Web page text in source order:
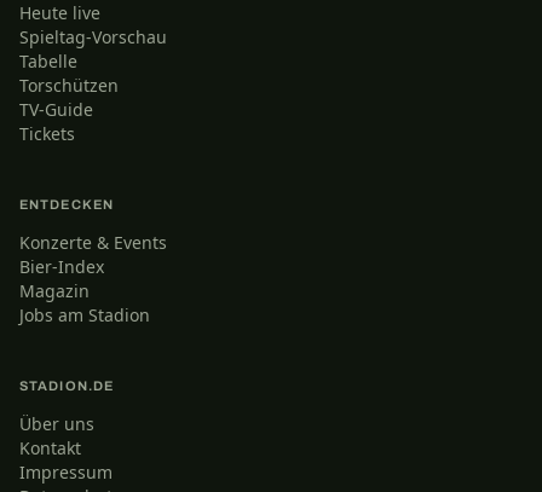
Heute live
Spieltag-Vorschau
Tabelle
Torschützen
TV-Guide
Tickets
ENTDECKEN
Konzerte & Events
Bier-Index
Magazin
Jobs am Stadion
STADION.DE
Über uns
Kontakt
Impressum